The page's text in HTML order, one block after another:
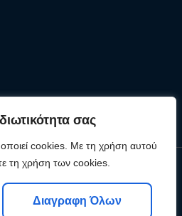
σας
cookies. Με τη χρήση αυτού
τη χρήση των cookies.
Διαγραφη Όλων
| Powered by Levelcom